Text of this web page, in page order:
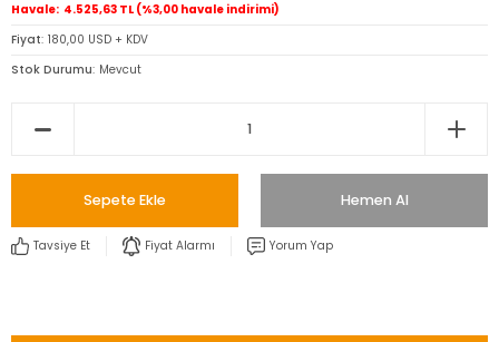
Havale 4.525,63 TL (%3,00 havale indirimi)
Fiyat 180,00 USD + KDV
Stok Durumu Mevcut
Sepete Ekle Hemen Al
Tavsiye Et Fiyat Alarmı Yorum Yap